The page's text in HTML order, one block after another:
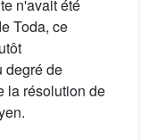
n'avait été
Toda, ce
degré de
la résolution de